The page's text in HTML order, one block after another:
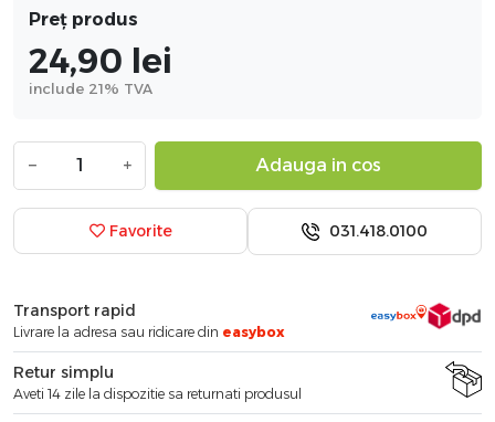
Preț produs
24,90 lei
include 21% TVA
− + Adauga in cos
Favorite 031.418.0100
Transport rapid
Livrare la adresa sau ridicare din easybox
Retur simplu
Aveti 14 zile la dispozitie sa returnati produsul